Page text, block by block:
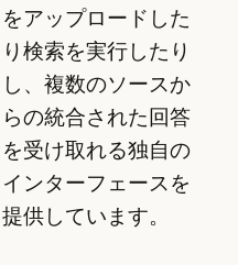
をアップロードした
り検索を実行したり
し、複数のソースか
らの統合された回答
を受け取れる独自の
インターフェースを
提供しています。